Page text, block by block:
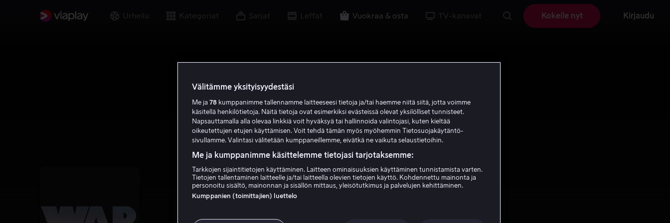
Urheilu Kategoriat Sarjat Leffat Vuokraa & osta TV-kanavat Kokeile nyt Kirjaudu
Välitämme yksityisyydestäsi
Me ja 78 kumppanimme tallennamme laitteeseesi tietoja ja/tai haemme niitä siitä, jotta voimme
käsitellä henkilötietoja. Näitä tietoja ovat esimerkiksi evästeissä olevat yksilölliset tunnisteet.
Napsauttamalla alla olevaa linkkiä voit hyväksyä tai hallinnoida valintojasi, kuten kieltää
oikeutettujen etujen käyttämisen. Voit tehdä tämän myös myöhemmin Tietosuojakäytäntö-
sivullamme. Valintasi välitetään kumppaneillemme, eivätkä ne vaikuta selaustietoihin.
Me ja kumppanimme käsittelemme tietojasi tarjotaksemme:
Tarkkojen sijaintitietojen käyttäminen. Laitteen ominaisuuksien käyttäminen tunnistamista varten.
Tietojen tallentaminen laitteelle ja/tai laitteella olevien tietojen käyttö. Kohdennettu mainonta ja
personoitu sisältö, mainonnan ja sisällön mittaus, yleisötutkimus ja palvelujen kehittäminen.
Kumppanien (toimittajien) luettelo